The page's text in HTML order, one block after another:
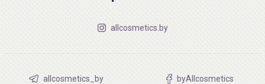
allcosmetics.by
allcosmetics_by byAllcosmetics